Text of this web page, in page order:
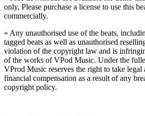
only, Please purchase a license to use this
commercially.
» Any unauthorised use of the beats,
tagged beats as well as unauthorised
violation of the copyright law and is
of the works of VPod Music. Under the
VProd Music reserves the right to take legal
financial compensation as a result of any
copyright policy.